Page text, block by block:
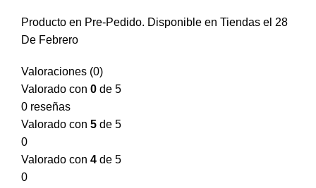
Producto en Pre-Pedido. Disponible en Tiendas el 28
De Febrero
Valoraciones (0)
Valorado con 0 de 5
0 reseñas
Valorado con 5 de 5
0
Valorado con 4 de 5
0